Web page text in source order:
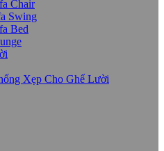
Chair
Swing
Bed
Xẹp Cho Ghế Lười